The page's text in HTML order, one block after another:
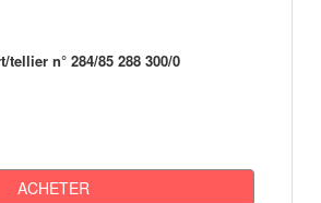
n° 284/85 288 300/0
ACHETER